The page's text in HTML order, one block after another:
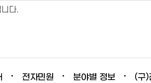
다.
전자민원 분야별 정보 (구)